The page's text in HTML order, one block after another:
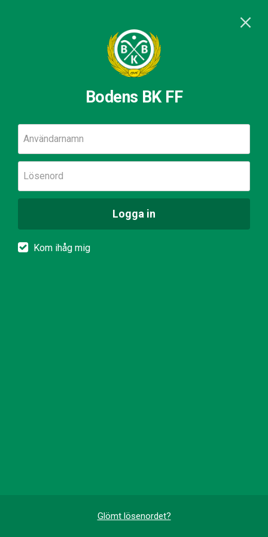
Bodens BK FF
Användarnamn
Lösenord
Logga in
Kom ihåg mig
Glömt lösenordet?